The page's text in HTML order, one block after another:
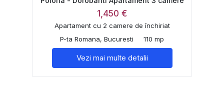
1,450 €
Apartament cu 2 camere de închiriat
P-ta Romana, Bucuresti
110 mp
Vezi mai multe detalii